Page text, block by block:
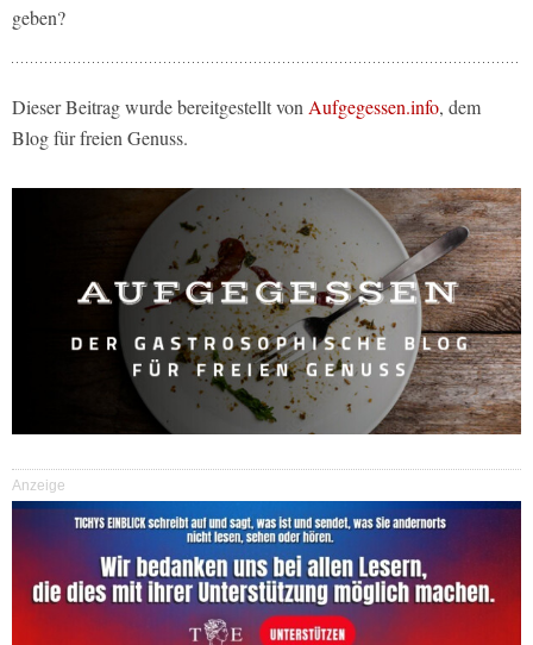
geben?
Dieser Beitrag wurde bereitgestellt von Aufgegessen.info, dem
Blog für freien Genuss.
Anzeige